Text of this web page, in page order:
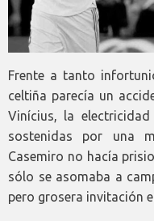
Frente a tanto
celtiña parecía un
Vinícius, la
sostenidas por una
Casemiro no hacía
sólo se asomaba a
pero grosera invitación